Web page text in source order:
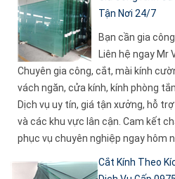
Tận Nơi 24/7
Bạn cần gia
Liên hệ ngay Mr
Chuyên gia công, cắt, mài kính
vách ngăn, cửa kính, kính phòng
Dịch vụ uy tín, giá tận xưởng, hỗ
và các khu vực lân cận. Cam kết
phục vụ chuyên nghiệp ngay hôm
Cắt Kính Theo